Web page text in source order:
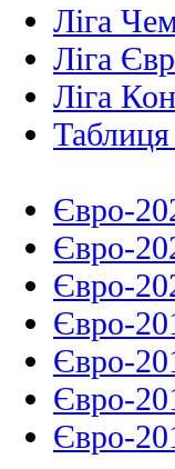
Ліга
Ліга
Ліга
Євро-
Євро-
Євро-
Євро-
Євро-
Євро-
Євро-